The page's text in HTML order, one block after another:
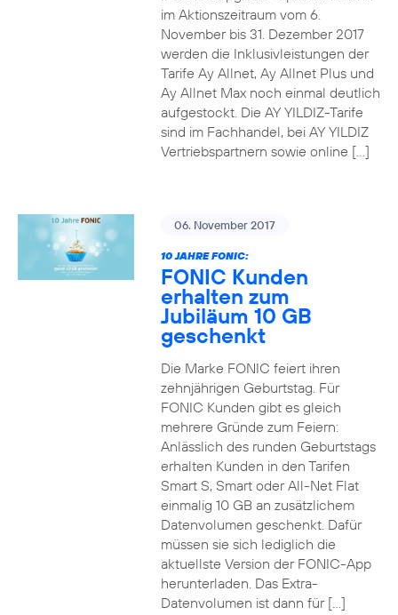
im Aktionszeitraum vom 6.
November bis 31. Dezember 2017
werden die Inklusivleistungen der
Tarife Ay Allnet, Ay Allnet Plus und
Ay Allnet Max noch einmal deutlich
aufgestockt. Die AY YILDIZ-Tarife
sind im Fachhandel, bei AY YILDIZ
Vertriebspartnern sowie online […]
06. November 2017
10 JAHRE FONIC:
FONIC Kunden
erhalten zum
Jubiläum 10 GB
geschenkt
Die Marke FONIC feiert ihren
zehnjährigen Geburtstag. Für
FONIC Kunden gibt es gleich
mehrere Gründe zum Feiern:
Anlässlich des runden Geburtstags
erhalten Kunden in den Tarifen
Smart S, Smart oder All-Net Flat
einmalig 10 GB an zusätzlichem
Datenvolumen geschenkt. Dafür
müssen sie sich lediglich die
aktuellste Version der FONIC-App
herunterladen. Das Extra-
Datenvolumen ist dann für […]